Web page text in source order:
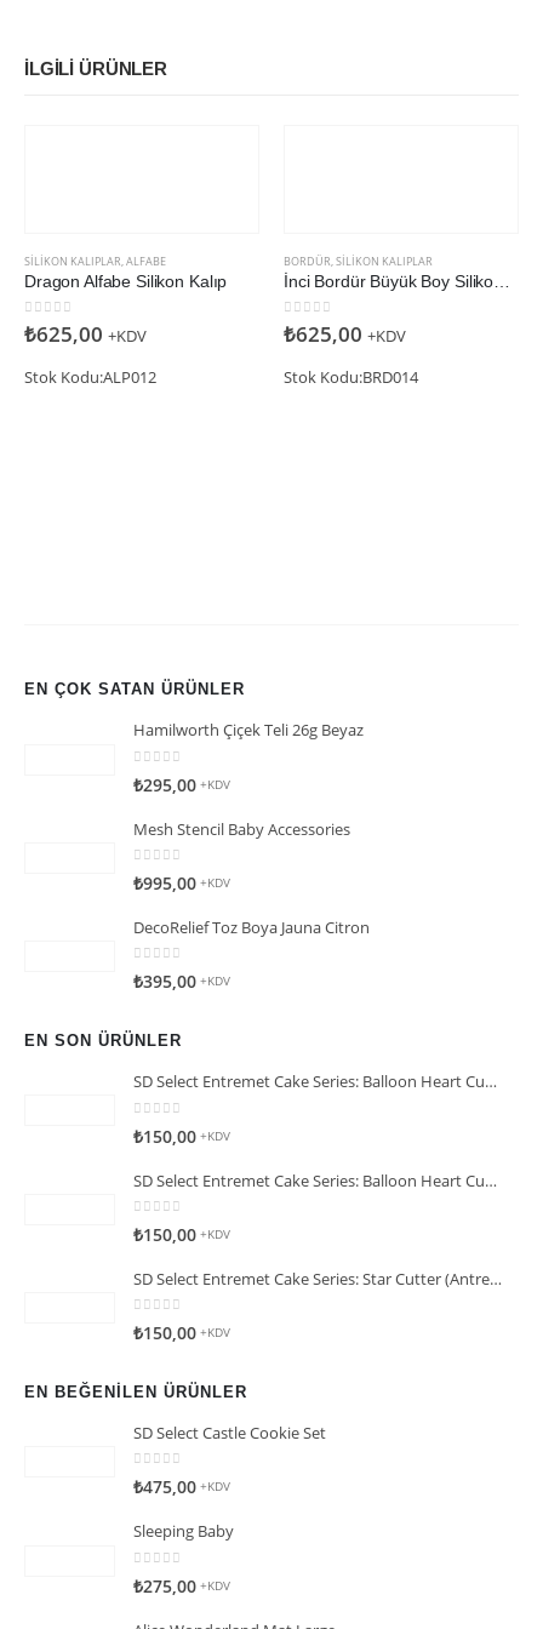
İLGILI ÜRÜNLER
SILIKON KALIPLAR,ALFABE
Dragon Alfabe Silikon Kalıp
05 üzerinden
₺625,00 +KDV
Stok Kodu:ALP012
BORDÜR,SILIKON KALIPLAR
05 üzerinden
₺625,00 +KDV
Stok Kodu:BRD014
EN ÇOK SATAN ÜRÜNLER
Hamilworth Çiçek Teli 26g Beyaz
0
₺295,00 +KDV
Mesh Stencil Baby Accessories
05 üzerinden
₺995,00 +KDV
DecoRelief Toz Boya Jauna Citron
05 üzerinden
₺395,00 +KDV
EN SON ÜRÜNLER
SD Select Entremet Cake Series: Balloon Heart Cutter Small Cutter (Antreme Pasta Serisi: Balon Kalp Kesici)
0
₺150,00 +KDV
SD Select Entremet Cake Series: Balloon Heart Cutter Cutter (Antreme Pasta Serisi: Balon Kalp Kesici)
0 5 üzerinden
₺150,00 +KDV
SD Select Entremet Cake Series: Star Cutter (Antreme Pasta Serisi: Yıldız Kesici)
0 5 üzerinden
₺150,00 +KDV
EN BEĞENILEN ÜRÜNLER
SD Select Castle Cookie Set
0 5 üzerinden
₺475,00 +KDV
Sleeping Baby
0
₺275,00 +KDV